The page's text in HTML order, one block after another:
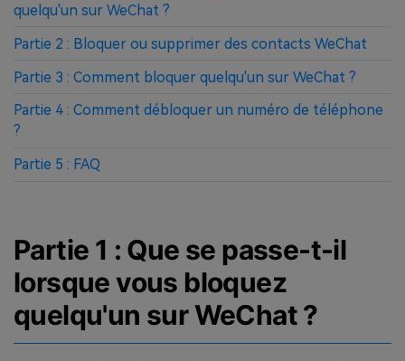
quelqu'un sur WeChat ?
Partie 2 : Bloquer ou supprimer des contacts WeChat
Partie 3 : Comment bloquer quelqu'un sur WeChat ?
Partie 4 : Comment débloquer un numéro de téléphone
?
Partie 5 : FAQ
Partie 1 : Que se passe-t-il
lorsque vous bloquez
quelqu'un sur WeChat ?